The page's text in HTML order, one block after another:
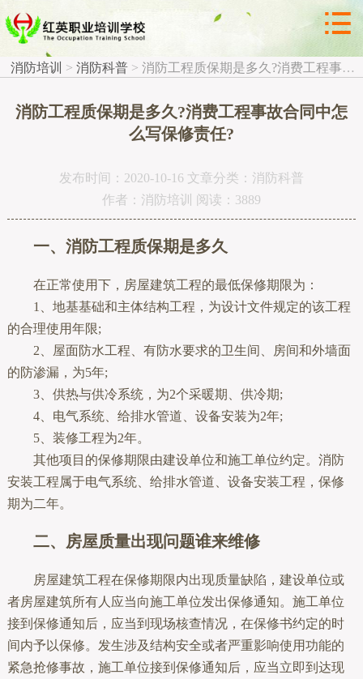

 消防科普 
消防培训 > 消防科普 > 消防工程质保期是多久?消费工程事故合同中怎么写保修责任?
消防工程质保期是多久?消费工程事故合同中怎
么写保修责任?
发布时间：2020-10-16 文章分类：消防科普
作者：消防培训 阅读：3889
一、消防工程质保期是多久
在正常使用下，房屋建筑工程的最低保修期限为：
1、地基基础和主体结构工程，为设计文件规定的该工程
的合理使用年限;
2、屋面防水工程、有防水要求的卫生间、房间和外墙面
的防渗漏，为5年;
3、供热与供冷系统，为2个采暖期、供冷期;
4、电气系统、给排水管道、设备安装为2年;
5、装修工程为2年。
其他项目的保修期限由建设单位和施工单位约定。消防
安装工程属于电气系统、给排水管道、设备安装工程，保修
期为二年。
二、房屋质量出现问题谁来维修
房屋建筑工程在保修期限内出现质量缺陷，建设单位或
者房屋建筑所有人应当向施工单位发出保修通知。施工单位
接到保修通知后，应当到现场核查情况，在保修书约定的时
间内予以保修。发生涉及结构安全或者严重影响使用功能的
紧急抢修事故，施工单位接到保修通知后，应当立即到达现